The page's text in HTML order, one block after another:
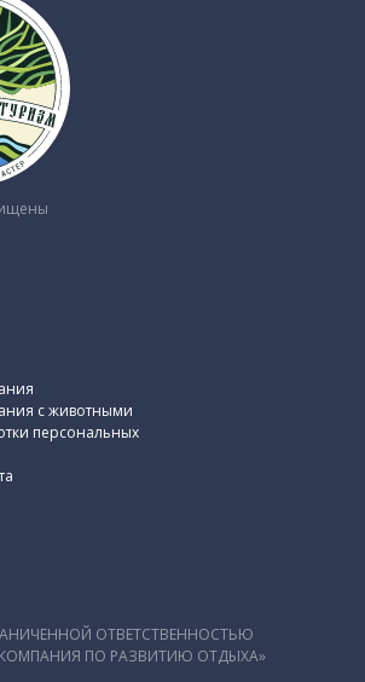
с животными
персональных
ОТВЕТСТВЕННОСТЬЮ
ПО РАЗВИТИЮ ОТДЫХА»